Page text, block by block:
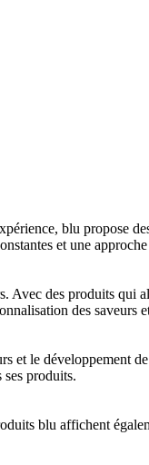
blu propose
et une
Avec des produits
des saveurs
et le développement
produits.
blu affichent